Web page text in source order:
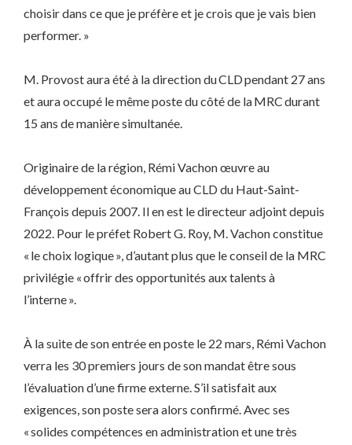
choisir dans ce que je préfère et je crois que je vais bien
performer. »
M. Provost aura été à la direction du CLD pendant 27 ans
et aura occupé le même poste du côté de la MRC durant
15 ans de manière simultanée.
Originaire de la région, Rémi Vachon œuvre au
développement économique au CLD du Haut-Saint-
François depuis 2007. Il en est le directeur adjoint depuis
2022. Pour le préfet Robert G. Roy, M. Vachon constitue
« le choix logique », d’autant plus que le conseil de la MRC
privilégie « offrir des opportunités aux talents à
l’interne ».
À la suite de son entrée en poste le 22 mars, Rémi Vachon
verra les 30 premiers jours de son mandat être sous
l’évaluation d’une firme externe. S’il satisfait aux
exigences, son poste sera alors confirmé. Avec ses
« solides compétences en administration et une très